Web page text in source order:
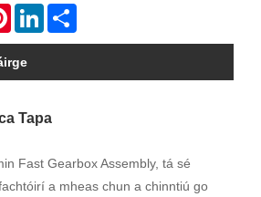
PinterestLinkedIn
Tapa
Fast Gearbox Assembly, tá sé
a mheas chun a chinntiú go